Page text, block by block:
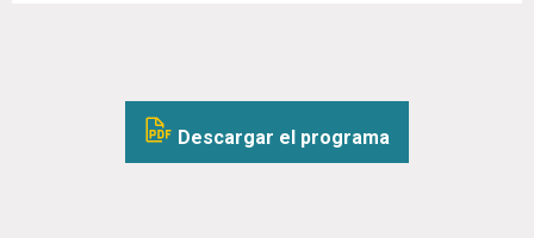
Descargar el programa